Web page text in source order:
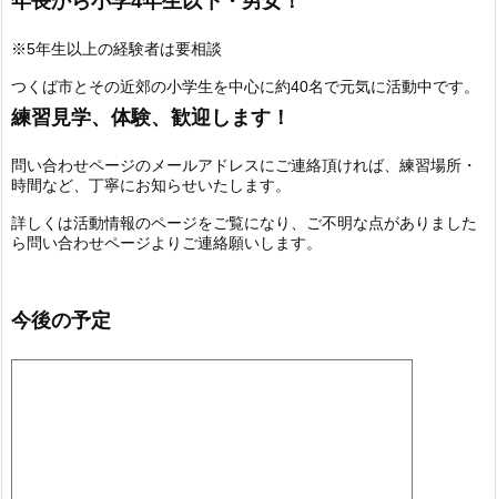
※5年生以上の経験者は要相談
つくば市とその近郊の小学生を中心に約40名で元気に活動中です。
練習見学、体験、歓迎します！
問い合わせページのメールアドレスにご連絡頂ければ、練習場所・
時間など、丁寧にお知らせいたします。
詳しくは活動情報のページをご覧になり、ご不明な点がありました
ら問い合わせページよりご連絡願いします。
今後の予定